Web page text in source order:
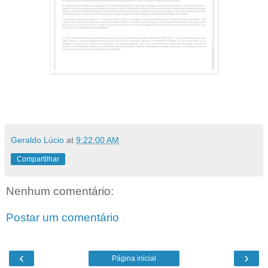
Geraldo Lúcio at 9:22:00 AM
Compartilhar
Nenhum comentário:
Postar um comentário
‹ ›
Página inicial